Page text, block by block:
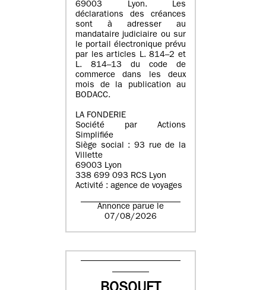
69003 Lyon. Les
déclarations des créances
sont à adresser au
mandataire judiciaire ou sur
le portail électronique prévu
par les articles L. 814–2 et
L. 814–13 du code de
commerce dans les deux
mois de la publication au
BODACC.
LA FONDERIE
Société par Actions
Simplifiée
Siège social : 93 rue de la
Villette
69003 Lyon
338 699 093 RCS Lyon
Activité : agence de voyages
Annonce parue le
07/08/2026